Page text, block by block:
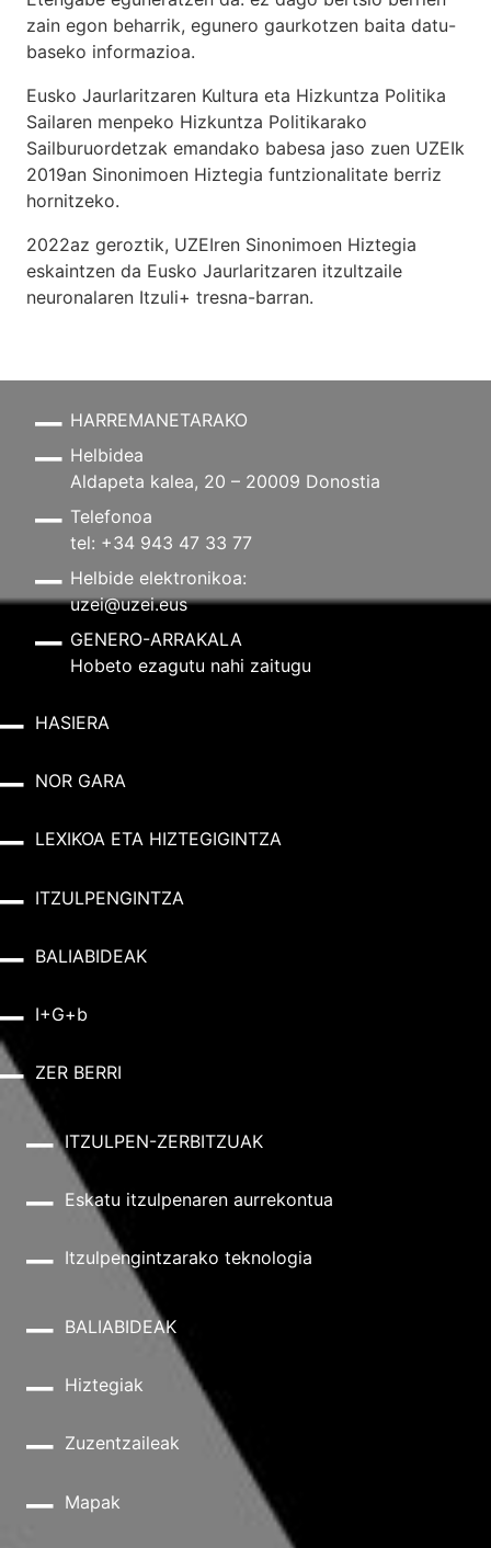
zain egon beharrik, egunero gaurkotzen baita datu-
baseko informazioa.
Eusko Jaurlaritzaren Kultura eta Hizkuntza Politika
Sailaren menpeko Hizkuntza Politikarako
Sailburuordetzak emandako babesa jaso zuen UZEIk
2019an Sinonimoen Hiztegia funtzionalitate berriz
hornitzeko.
2022az geroztik, UZEIren Sinonimoen Hiztegia
eskaintzen da Eusko Jaurlaritzaren itzultzaile
neuronalaren Itzuli+ tresna-barran.
HARREMANETARAKO
Helbidea
Aldapeta kalea, 20 – 20009 Donostia
Telefonoa
tel: +34 943 47 33 77
Helbide elektronikoa:
uzei@uzei.eus
GENERO-ARRAKALA
Hobeto ezagutu nahi zaitugu
HASIERA
NOR GARA
LEXIKOA ETA HIZTEGIGINTZA
ITZULPENGINTZA
BALIABIDEAK
I+G+b
ZER BERRI
ITZULPEN-ZERBITZUAK
Eskatu itzulpenaren aurrekontua
Itzulpengintzarako teknologia
BALIABIDEAK
Hiztegiak
Zuzentzaileak
Mapak